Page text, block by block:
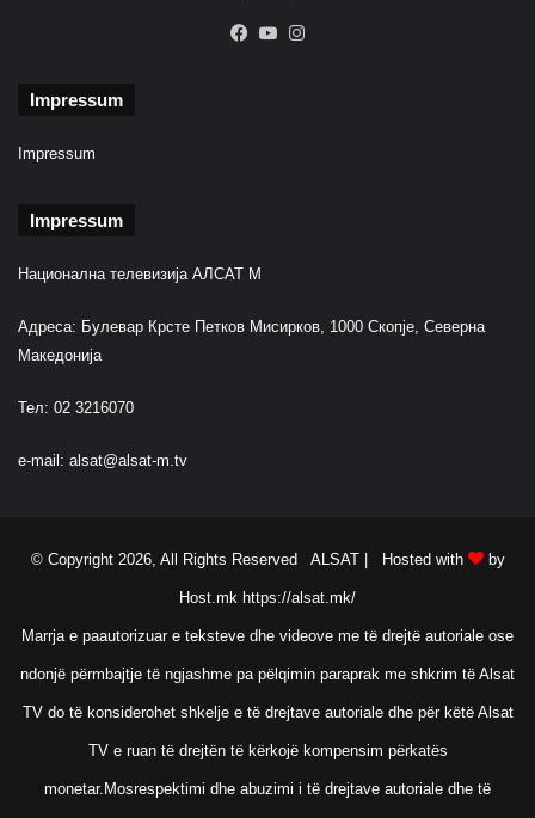
Facebook
YouTube
Impressum
Impressum
Impressum
Национална телевизија АЛСАТ М
Адреса: Булевар Крсте Петков Мисирков, 1000 Скопје, Северна
Македонија
Тел: 02 3216070
e-mail: alsat@alsat-m.tv
© Copyright 2026, All Rights Reserved ALSAT | Hosted with by
Host.mk https://alsat.mk/
Marrja e paautorizuar e teksteve dhe videove me të drejtë autoriale ose
ndonjë përmbajtje të ngjashme pa pëlqimin paraprak me shkrim të Alsat
TV do të konsiderohet shkelje e të drejtave autoriale dhe për këtë Alsat
TV e ruan të drejtën të kërkojë kompensim përkatës
monetar.Mosrespektimi dhe abuzimi i të drejtave autoriale dhe të